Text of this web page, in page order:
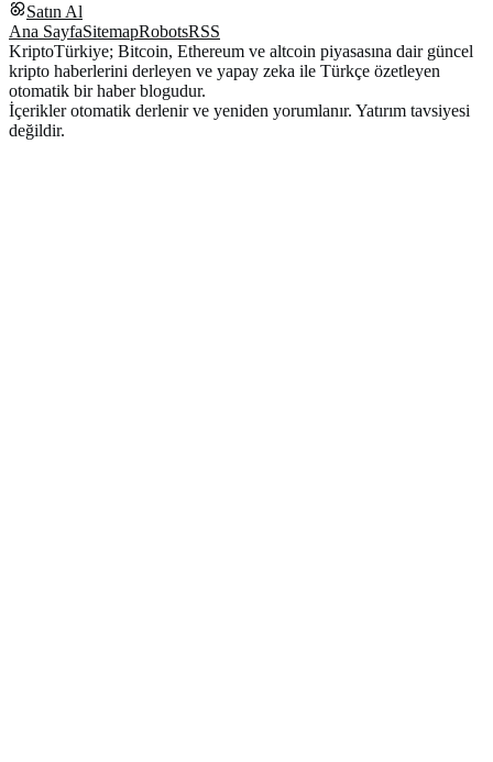
Satın Al
Ana SayfaSitemapRobotsRSS
KriptoTürkiye; Bitcoin, Ethereum ve altcoin piyasasına dair güncel
kripto haberlerini derleyen ve yapay zeka ile Türkçe özetleyen
otomatik bir haber blogudur.
İçerikler otomatik derlenir ve yeniden yorumlanır. Yatırım tavsiyesi
değildir.